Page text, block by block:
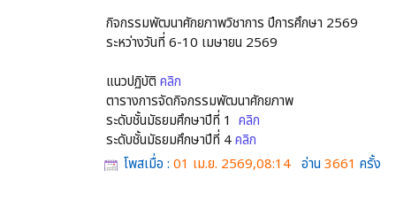
กิจกรรมพัฒนาศักยภาพวิชาการ ปีการศึกษา 2569
ระหว่างวันที่ 6-10 เมษายน 2569
แนวปฏิบัติ คลิก
ตารางการจัดกิจกรรมพัฒนาศักยภาพ
ระดับชั้นมัธยมศึกษาปีที่ 1 คลิก
ระดับชั้นมัธยมศึกษาปีที่ 4คลิก
โพสเมื่อ : 01 เม.ย. 2569,08:14 อ่าน 3661 ครั้ง